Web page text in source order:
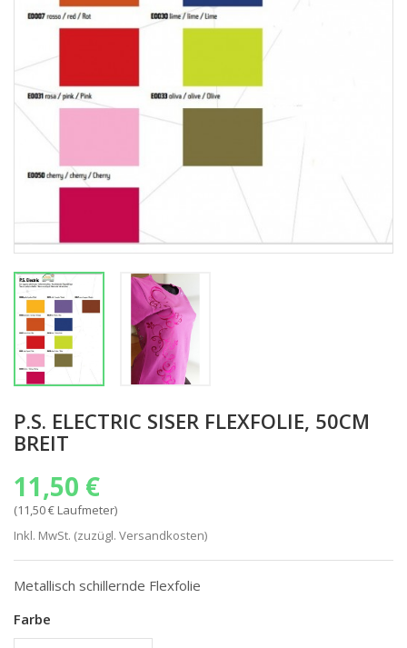
P.S. ELECTRIC SISER FLEXFOLIE, 50CM
BREIT
11,50 €
(11,50 € Laufmeter)
Inkl. MwSt. (zuzügl. Versandkosten)
Metallisch schillernde Flexfolie
Farbe